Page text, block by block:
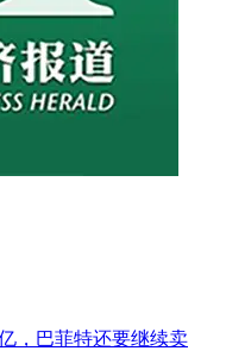
，巴菲特还要继续卖